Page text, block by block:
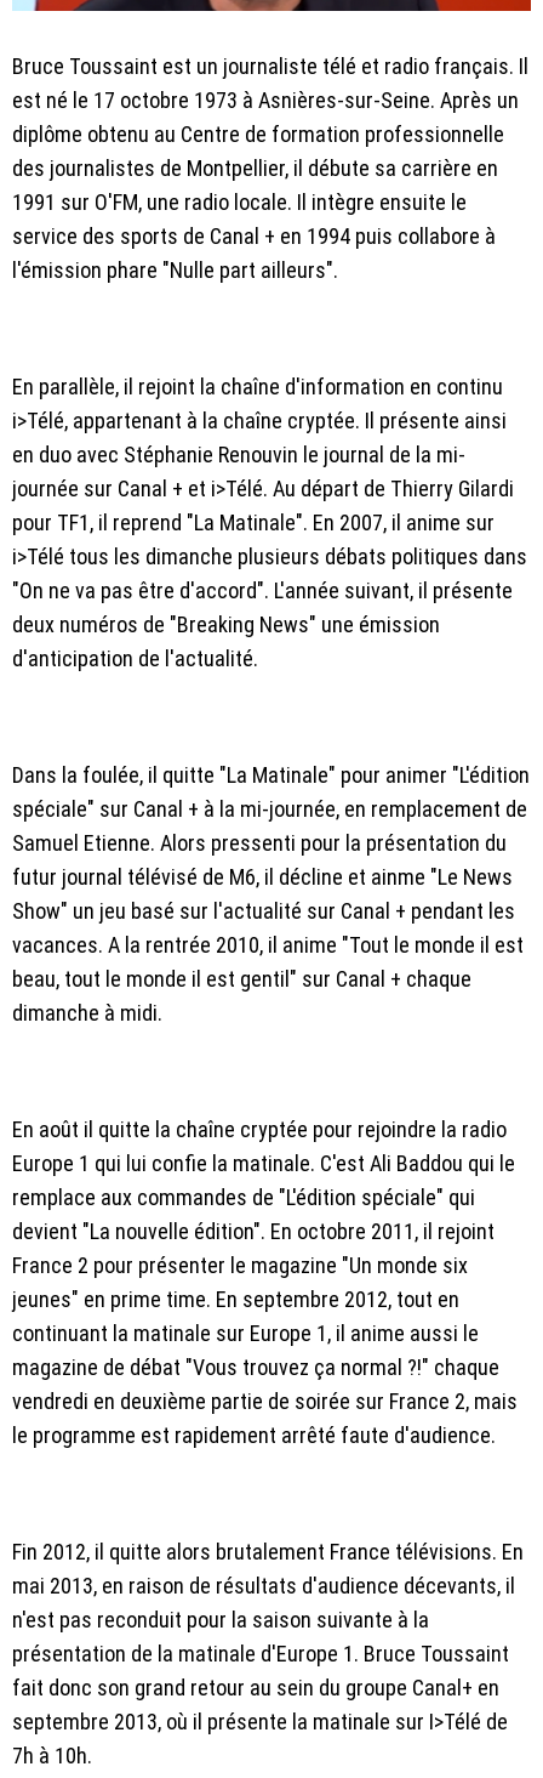
Bruce Toussaint est un journaliste télé et radio français. Il
est né le 17 octobre 1973 à Asnières-sur-Seine. Après un
diplôme obtenu au Centre de formation professionnelle
des journalistes de Montpellier, il débute sa carrière en
1991 sur O'FM, une radio locale. Il intègre ensuite le
service des sports de Canal + en 1994 puis collabore à
l'émission phare "Nulle part ailleurs".
En parallèle, il rejoint la chaîne d'information en continu
i>Télé, appartenant à la chaîne cryptée. Il présente ainsi
en duo avec Stéphanie Renouvin le journal de la mi-
journée sur Canal + et i>Télé. Au départ de Thierry Gilardi
pour TF1, il reprend "La Matinale". En 2007, il anime sur
i>Télé tous les dimanche plusieurs débats politiques dans
"On ne va pas être d'accord". L'année suivant, il présente
deux numéros de "Breaking News" une émission
d'anticipation de l'actualité.
Dans la foulée, il quitte "La Matinale" pour animer "L'édition
spéciale" sur Canal + à la mi-journée, en remplacement de
Samuel Etienne. Alors pressenti pour la présentation du
futur journal télévisé de M6, il décline et ainme "Le News
Show" un jeu basé sur l'actualité sur Canal + pendant les
vacances. A la rentrée 2010, il anime "Tout le monde il est
beau, tout le monde il est gentil" sur Canal + chaque
dimanche à midi.
En août il quitte la chaîne cryptée pour rejoindre la radio
Europe 1 qui lui confie la matinale. C'est Ali Baddou qui le
remplace aux commandes de "L'édition spéciale" qui
devient "La nouvelle édition". En octobre 2011, il rejoint
France 2 pour présenter le magazine "Un monde six
jeunes" en prime time. En septembre 2012, tout en
continuant la matinale sur Europe 1, il anime aussi le
magazine de débat "Vous trouvez ça normal ?!" chaque
vendredi en deuxième partie de soirée sur France 2, mais
le programme est rapidement arrêté faute d'audience.
Fin 2012, il quitte alors brutalement France télévisions. En
mai 2013, en raison de résultats d'audience décevants, il
n'est pas reconduit pour la saison suivante à la
présentation de la matinale d'Europe 1. Bruce Toussaint
fait donc son grand retour au sein du groupe Canal+ en
septembre 2013, où il présente la matinale sur I>Télé de
7h à 10h.